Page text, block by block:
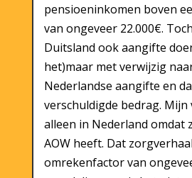
pensioeninkomen boven
van ongeveer 22.000€.
Duitsland ook aangifte
het)maar met verwijzig
Nederlandse aangifte en
verschuldigde bedrag.
alleen in Nederland omdat
AOW heeft. Dat
omrekenfactor van